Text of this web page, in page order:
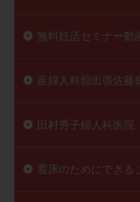
無料妊活セミナー動
産婦人科舘出張佐藤
田村秀子婦人科医院
着床のためにできる